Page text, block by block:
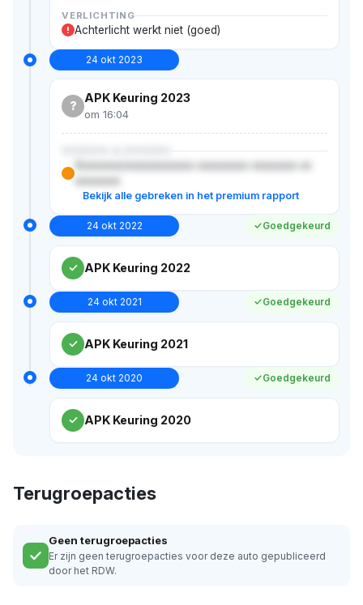
VERLICHTING
! Achterlicht werkt niet (goed)
24 okt 2023
?
APK Keuring 2023
om 16:04
XXXXXX & XXXXXX
Xxxxxxxx/xxxxxxxxxxxx xxxxxxxxx xxxxxxxx xx
Bekijk alle gebreken in het premium rapport
24 okt 2022 Goedgekeurd
APK Keuring 2022
24 okt 2021 Goedgekeurd
APK Keuring 2021
24 okt 2020 Goedgekeurd
APK Keuring 2020
Terugroepacties
Geen terugroepacties
Er zijn geen terugroepacties voor deze auto gepubliceerd
door het RDW.